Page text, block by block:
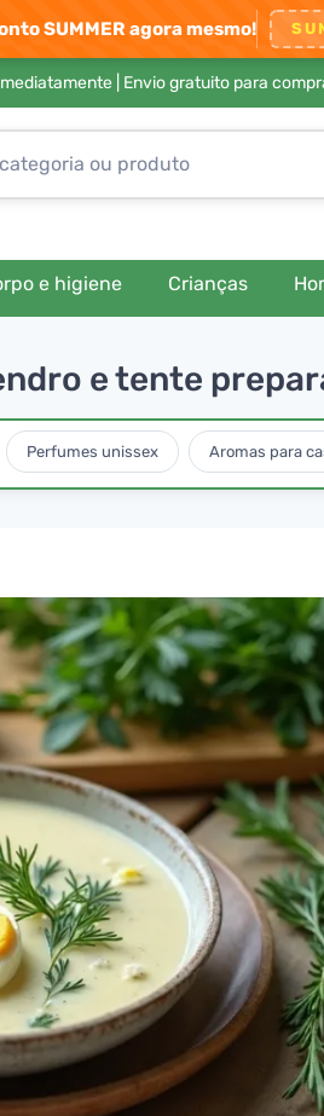
SUMMER agora mesmo!
| Envio gratuito para
e higiene Crianças
e tente
Perfumes unissex Aromas para